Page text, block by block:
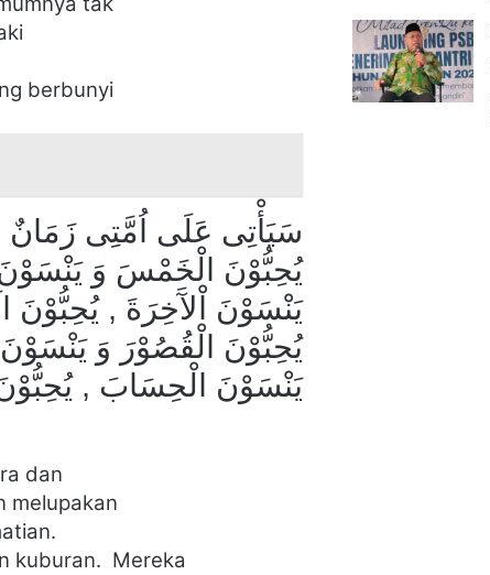
berbunyi
سَيَأْتِى عَلَى اُمَّتِى زَمَانٌ
يُحِبُّوْنَ الْخَمْسَ وَ يَنْسَوْنَ
يَنْسَوْنَ اْلآَخِرَةَ , يُحِبُّوْنَ
يُحِبُّوْنَ الْقُصُوْرَ وَ يَنْسَوْنَ
يَنْسَوْنَ الْحِسَابَ ,
dan
melupakan
kuburan. Mereka